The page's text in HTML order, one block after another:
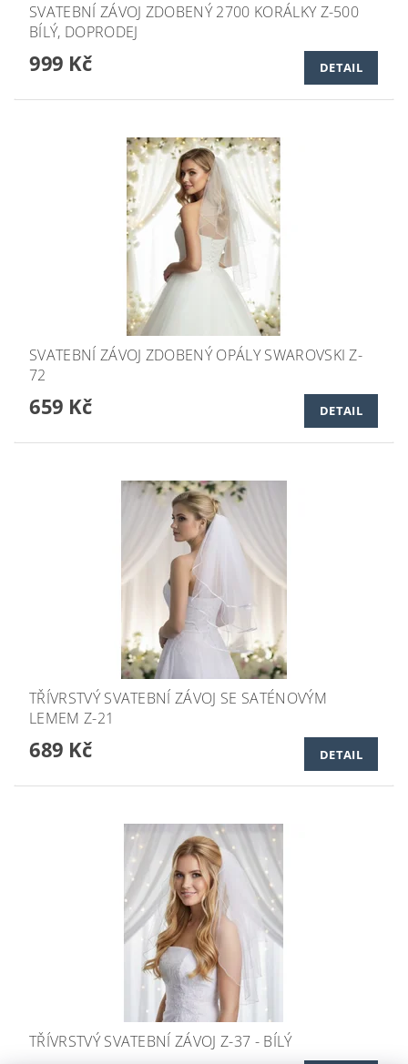
SVATEBNÍ ZÁVOJ ZDOBENÝ 2700 KORÁLKY Z-500
BÍLÝ, DOPRODEJ
999 Kč DETAIL
SVATEBNÍ ZÁVOJ ZDOBENÝ OPÁLY SWAROVSKI Z-
72
659 Kč DETAIL
TŘÍVRSTVÝ SVATEBNÍ ZÁVOJ SE SATÉNOVÝM
LEMEM Z-21
689 Kč DETAIL
TŘÍVRSTVÝ SVATEBNÍ ZÁVOJ Z-37 - BÍLÝ